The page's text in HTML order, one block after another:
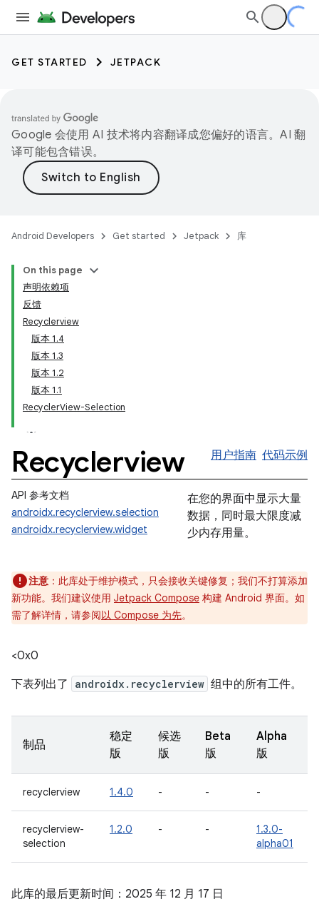
GET STARTED JETPACK
Google 会使用 AI 技术将内容翻译成您偏好的语言。AI 翻
译可能包含错误。
Android Developers Get started Jetpack 库
On this page
声明依赖项
反馈
Recyclerview
版本 1.4
版本 1.3
版本 1.2
版本 1.1
RecyclerView-Selection
Recyclerview 用户指南 代码示例
API 参考文档
androidx.recyclerview.selection
androidx.recyclerview.widget
在您的界面中显示大量
数据，同时最大限度减
少内存用量。
注意 ：此库处于维护模式，只会接收关键修复；我们不打算添加
新功能。我们建议使用 Jetpack Compose 构建 Android 界面。如
需了解详情，请参阅以 Compose 为先。
<0x0
下表列出了
androidx.recyclerview 组中的所有工件。
制品
稳定
版
候选
版
Beta
版
Alpha
版
recyclerview 1.4.0 - - -
recyclerview-
selection
1.2.0 - -
1.3.0-
alpha01
此库的最后更新时间：2025 年 12 月 17 日